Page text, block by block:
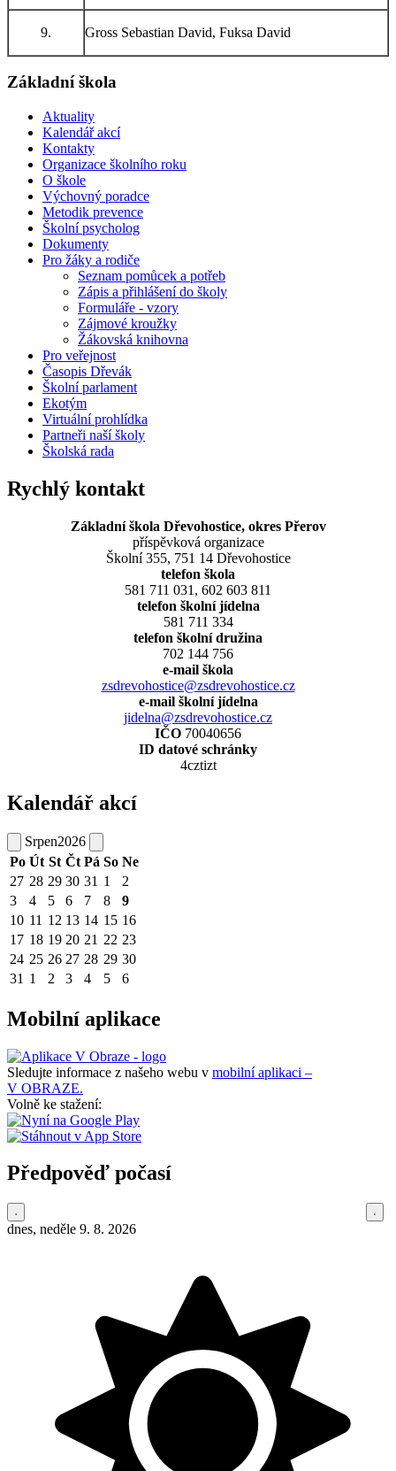
9. Gross Sebastian David, Fuksa David
Základní škola
Aktuality
Kalendář akcí
Kontakty
Organizace školního roku
O škole
Výchovný poradce
Metodik prevence
Školní psycholog
Dokumenty
Pro žáky a rodiče
Seznam pomůcek a potřeb
Zápis a přihlášení do školy
Formuláře - vzory
Zájmové kroužky
Žákovská knihovna
Pro veřejnost
Časopis Dřevák
Školní parlament
Ekotým
Virtuální prohlídka
Partneři naší školy
Školská rada
Rychlý kontakt
Základní škola Dřevohostice, okres Přerov
příspěvková organizace
Školní 355, 751 14 Dřevohostice
telefon škola
581 711 031, 602 603 811
telefon školní jídelna
581 711 334
telefon školní družina
702 144 756
e-mail škola
zsdrevohostice@zsdrevohostice.cz
e-mail školní jídelna
jidelna@zsdrevohostice.cz
IČO 70040656
ID datové schránky
4cztizt
Kalendář akcí
Srpen2026
Po Út St Čt Pá So Ne
27 28 29 30 31 1
2
3
4 5 6 7 8
9
10 11 12 13 14 15 16
17 18 19 20 21 22 23
24 25 26 27 28 29 30
31 1 2 3 4 5 6
Mobilní aplikace
Sledujte informace z našeho webu v mobilní aplikaci –
V OBRAZE.
Volně ke stažení:
Předpověď počasí
dnes, neděle 9. 8. 2026